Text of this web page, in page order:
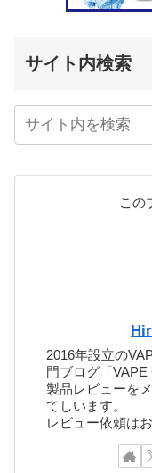
サイト内検索
この
2016年設立の
門ブログ「VAPE
製品レビューを
てしいます。
レビュー依頼は